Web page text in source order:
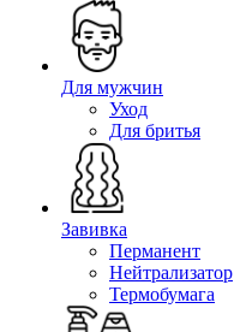
Для мужчин
Уход
Для бритья
Завивка
Перманент
Нейтрализатор
Термобумага